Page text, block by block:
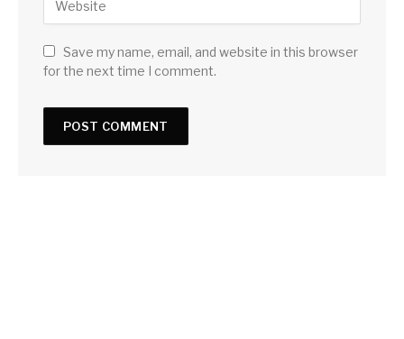
Save my name, email, and website in this browser
for the next time I comment.